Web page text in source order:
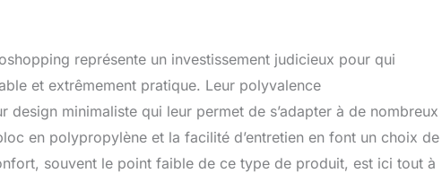
représente un investissement judicieux pour qui
et extrêmement pratique. Leur polyvalence
minimaliste qui leur permet de s’adapter à de nombreux
en polypropylène et la facilité d’entretien en font un choix de
souvent le point faible de ce type de produit, est ici tout à